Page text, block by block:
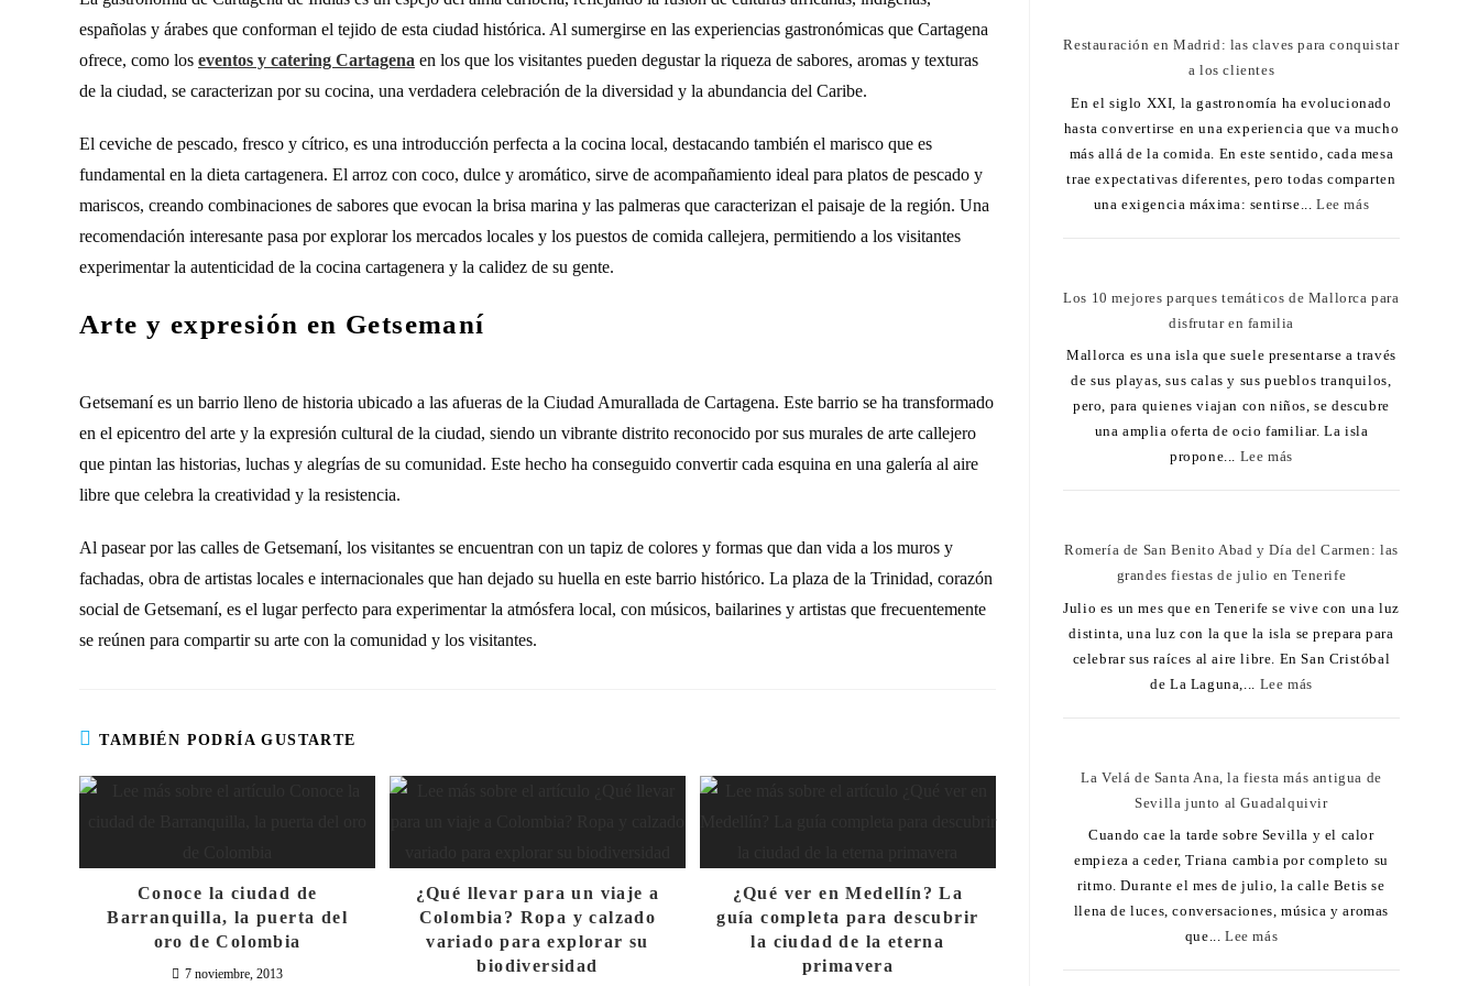
españolas y árabes que conforman el tejido de esta ciudad histórica. Al sumergirse en las experiencias gastronómicas que Cartagena
ofrece, como los eventos y catering Cartagena en los que los visitantes pueden degustar la riqueza de sabores, aromas y texturas
de la ciudad, se caracterizan por su cocina, una verdadera celebración de la diversidad y la abundancia del Caribe.
El ceviche de pescado, fresco y cítrico, es una introducción perfecta a la cocina local, destacando también el marisco que es
fundamental en la dieta cartagenera. El arroz con coco, dulce y aromático, sirve de acompañamiento ideal para platos de pescado y
mariscos, creando combinaciones de sabores que evocan la brisa marina y las palmeras que caracterizan el paisaje de la región. Una
recomendación interesante pasa por explorar los mercados locales y los puestos de comida callejera, permitiendo a los visitantes
experimentar la autenticidad de la cocina cartagenera y la calidez de su gente.
Arte y expresión en Getsemaní
Getsemaní es un barrio lleno de historia ubicado a las afueras de la Ciudad Amurallada de Cartagena. Este barrio se ha transformado
en el epicentro del arte y la expresión cultural de la ciudad, siendo un vibrante distrito reconocido por sus murales de arte callejero
que pintan las historias, luchas y alegrías de su comunidad. Este hecho ha conseguido convertir cada esquina en una galería al aire
libre que celebra la creatividad y la resistencia.
Al pasear por las calles de Getsemaní, los visitantes se encuentran con un tapiz de colores y formas que dan vida a los muros y
fachadas, obra de artistas locales e internacionales que han dejado su huella en este barrio histórico. La plaza de la Trinidad, corazón
social de Getsemaní, es el lugar perfecto para experimentar la atmósfera local, con músicos, bailarines y artistas que frecuentemente
se reúnen para compartir su arte con la comunidad y los visitantes.
TAMBIÉN PODRÍA GUSTARTE
Conoce la ciudad de
Barranquilla, la puerta del
oro de Colombia
7 noviembre, 2013
¿Qué llevar para un viaje a
Colombia? Ropa y calzado
variado para explorar su
biodiversidad
¿Qué ver en Medellín? La
guía completa para descubrir
la ciudad de la eterna
primavera
Restauración en Madrid: las claves para conquistar
a los clientes
En el siglo XXI, la gastronomía ha evolucionado
hasta convertirse en una experiencia que va mucho
más allá de la comida. En este sentido, cada mesa
trae expectativas diferentes, pero todas comparten
una exigencia máxima: sentirse...Lee más
Los 10 mejores parques temáticos de Mallorca para
disfrutar en familia
Mallorca es una isla que suele presentarse a través
de sus playas, sus calas y sus pueblos tranquilos,
pero, para quienes viajan con niños, se descubre
una amplia oferta de ocio familiar. La isla
propone... Lee más
Romería de San Benito Abad y Día del Carmen: las
grandes fiestas de julio en Tenerife
Julio es un mes que en Tenerife se vive con una luz
distinta, una luz con la que la isla se prepara para
celebrar sus raíces al aire libre. En San Cristóbal
de La Laguna,... Lee más
La Velá de Santa Ana, la fiesta más antigua de
Sevilla junto al Guadalquivir
Cuando cae la tarde sobre Sevilla y el calor
empieza a ceder, Triana cambia por completo su
ritmo. Durante el mes de julio, la calle Betis se
llena de luces, conversaciones, música y aromas
que... Lee más